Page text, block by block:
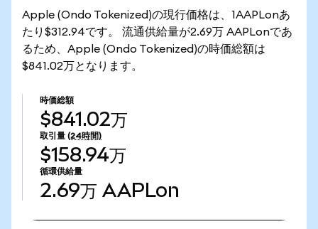
Apple (Ondo Tokenized)の現行価格は、1AAPLonあ
たり$312.94です。 流通供給量が2.69万 AAPLonであ
るため、Apple (Ondo Tokenized)の時価総額は
$841.02万となります。
時価総額
$841.02万
取引量 (24時間)
$158.94万
循環供給量
2.69万 AAPLon